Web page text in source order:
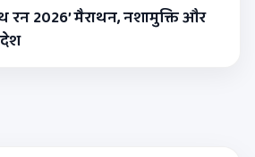
रन 2026’ मैराथन, नशामुक्ति और